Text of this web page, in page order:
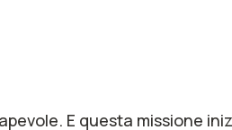
E questa missione